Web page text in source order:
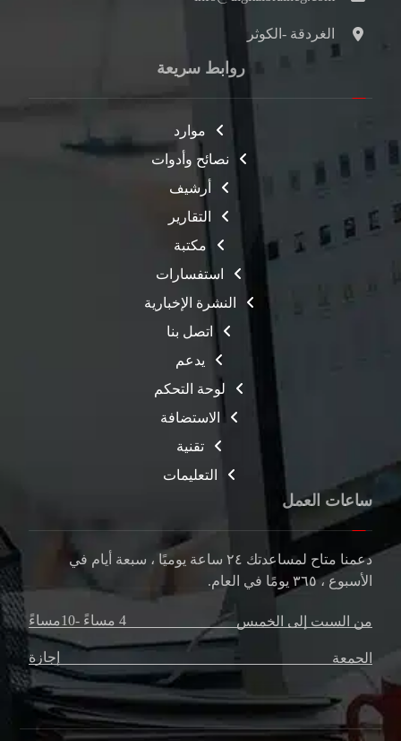
الغردقة -الكوثر
روابط سريعة
موارد
نصائح وأدوات
أرشيف
التقارير
مكتبة
استفسارات
النشرة الإخبارية
اتصل بنا
يدعم
لوحة التحكم
الاستضافة
تقنية
التعليمات
ساعات العمل
دعمنا متاح لمساعدتك ٢٤ ساعة
يوميًا ، سبعة أيام في
الأسبوع ،٣٦٥ يومًا في العام.
من السبت إلى الخميس 4 مساءً -10مساءً
الجمعة إجازة